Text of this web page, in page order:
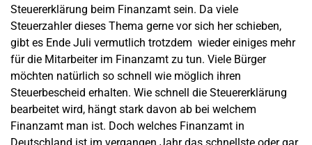
Steuererklärung beim Finanzamt sein. Da viele
Steuerzahler dieses Thema gerne vor sich her schieben,
gibt es Ende Juli vermutlich trotzdem wieder einiges mehr
für die Mitarbeiter im Finanzamt zu tun. Viele Bürger
möchten natürlich so schnell wie möglich ihren
Steuerbescheid erhalten. Wie schnell die Steuererklärung
bearbeitet wird, hängt stark davon ab bei welchem
Finanzamt man ist. Doch welches Finanzamt in